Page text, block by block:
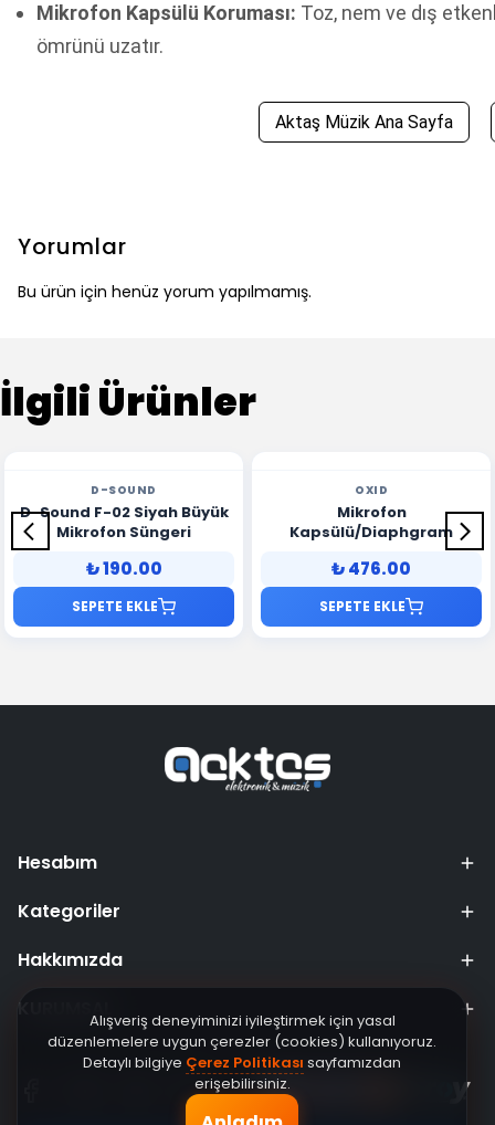
Alışveriş deneyiminizi iyileştirmek için yasal
düzenlemelere uygun çerezler (cookies) kullanıyoruz.
Detaylı bilgiye Çerez Politikası sayfamızdan
erişebilirsiniz.
Mikrofon Kapsülü Koruması: Toz, nem ve dış
ömrünü uzatır.
Aktaş Müzik Ana Sayfa
Yorumlar
Bu ürün için henüz yorum yapılmamış.
İlgili Ürünler
D-SOUND
D-Sound F-02 Siyah Büyük
Mikrofon Süngeri
₺ 190.00
SEPETE EKLE
OXID
Mikrofon
Kapsülü/Diaphgram
₺ 476.00
SEPETE EKLE
Hesabım
Kategoriler
Hakkımızda
KURUMSAL